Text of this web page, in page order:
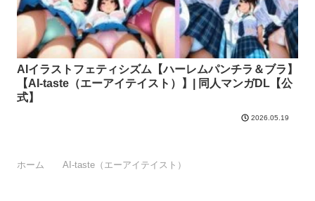
AIイラストフェティシズム【ハーレムパンチラ＆ブラ】
【AI-taste（エーアイテイスト）】| 同人マンガDL【公
式】
2026.05.19
ホーム AI-taste（エーアイテイスト）